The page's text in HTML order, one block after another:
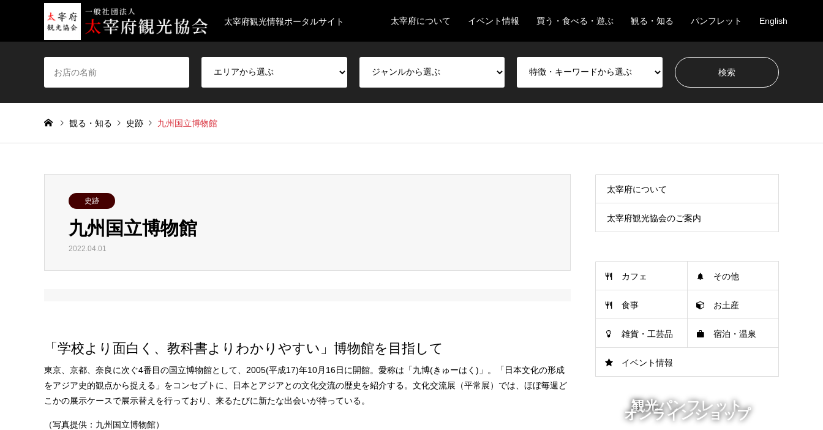
太宰府観光情報ポータルサイト 太宰府について イベント情報 買う・食べる・遊ぶ 観る・知る パンフレット English
観る・知る 史跡 九州国立博物館
史跡
九州国立博物館
2022.04.01
「学校より面白く、教科書よりわかりやすい」博物館を目指して
東京、京都、奈良に次ぐ4番目の国立博物館として、2005(平成17)年10月16日に開館。愛称は「九博(きゅーはく)」。「日本文化の形成
をアジア史的観点から捉える」をコンセプトに、日本とアジアとの文化交流の歴史を紹介する。文化交流展（平常展）では、ほぼ毎週ど
こかの展示ケースで展示替えを行っており、来るたびに新たな出会いが待っている。
（写真提供：九州国立博物館）
太宰府について
太宰府観光協会のご案内
カフェ その他
食事 お土産
雑貨・工芸品 宿泊・温泉
イベント情報
観光パンフレット
オンラインショップ